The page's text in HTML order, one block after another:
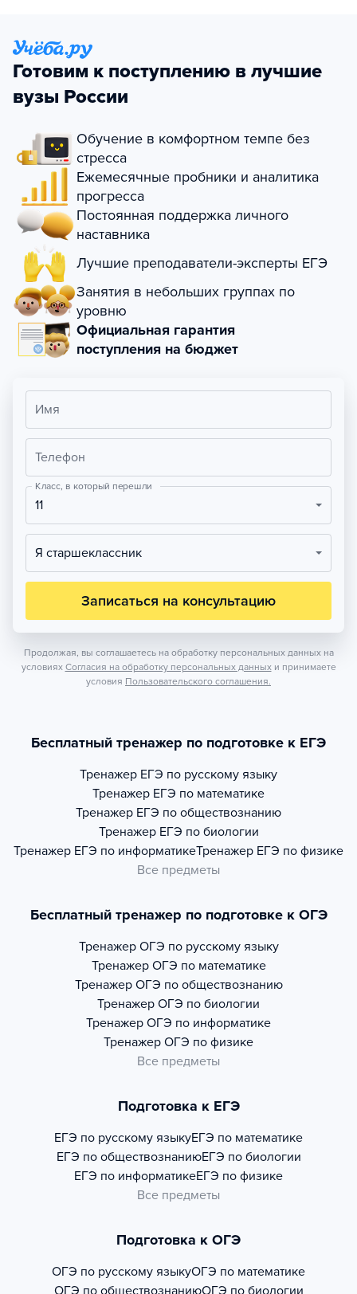
Готовим к поступлению в лучшие
вузы России
Обучение в комфортном темпе без
стресса
Ежемесячные пробники и аналитика
прогресса
Постоянная поддержка личного
наставника
Лучшие преподаватели-эксперты ЕГЭ
Занятия в небольших группах по
уровню
Официальная гарантия
поступления на бюджет
Имя
Телефон
Класс, в который перешли
11
Я старшеклассник
Записаться на консультацию
Продолжая, вы соглашаетесь на обработку персональных данных на
условиях Согласия на обработку персональных данных и принимаете
условия Пользовательского соглашения.
Бесплатный тренажер по подготовке к ЕГЭ
Тренажер ЕГЭ по русскому языку
Тренажер ЕГЭ по математике
Тренажер ЕГЭ по обществознанию
Тренажер ЕГЭ по биологии
Тренажер ЕГЭ по информатикеТренажер ЕГЭ по физике
Все предметы
Бесплатный тренажер по подготовке к ОГЭ
Тренажер ОГЭ по русскому языку
Тренажер ОГЭ по математике
Тренажер ОГЭ по обществознанию
Тренажер ОГЭ по биологии
Тренажер ОГЭ по информатике
Тренажер ОГЭ по физике
Все предметы
Подготовка к ЕГЭ
ЕГЭ по русскому языкуЕГЭ по математике
ЕГЭ по обществознаниюЕГЭ по биологии
ЕГЭ по информатикеЕГЭ по физике
Все предметы
Подготовка к ОГЭ
ОГЭ по русскому языкуОГЭ по математике
ОГЭ по обществознаниюОГЭ по биологии